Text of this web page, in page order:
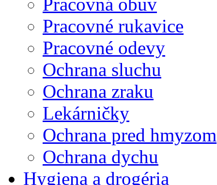
Pracovné rukavice
Pracovné odevy
Ochrana sluchu
Ochrana zraku
Lekárničky
Ochrana pred hmyzom
Ochrana dychu
Hygiena a drogéria